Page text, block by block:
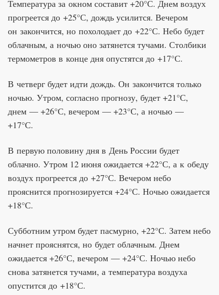
Температура за окном составит +20°С. Днем воздух
прогреется до +25°С, дождь усилится. Вечером
он закончится, но похолодает до +22°С. Небо будет
облачным, а ночью оно затянется тучами. Столбики
термометров в конце дня опустятся до +17°С.
В четверг будет идти дождь. Он закончится только
ночью. Утром, согласно прогнозу, будет +21°С,
днем — +26°С, вечером — +23°С, а ночью —
+17°С.
В первую половину дня в День России будет
облачно. Утром 12 июня ожидается +22°С, а к обеду
воздух прогреется до +27°С. Вечером небо
прояснится прогнозируется +24°С. Ночью ожидается
+18°С.
Субботним утром будет пасмурно, +22°С. Затем небо
начнет прояснятся, но будет облачным. Днем
ожидается +26°С, вечером — +24°С. Ночью небо
снова затянется тучами, а температура воздуха
опустится до +18°С.